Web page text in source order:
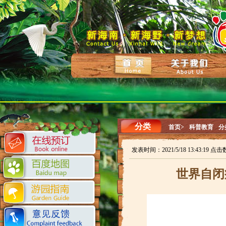
分类 首页> 科普教育 分
发表时间：2021/5/18 13:43:19 点击
世界自